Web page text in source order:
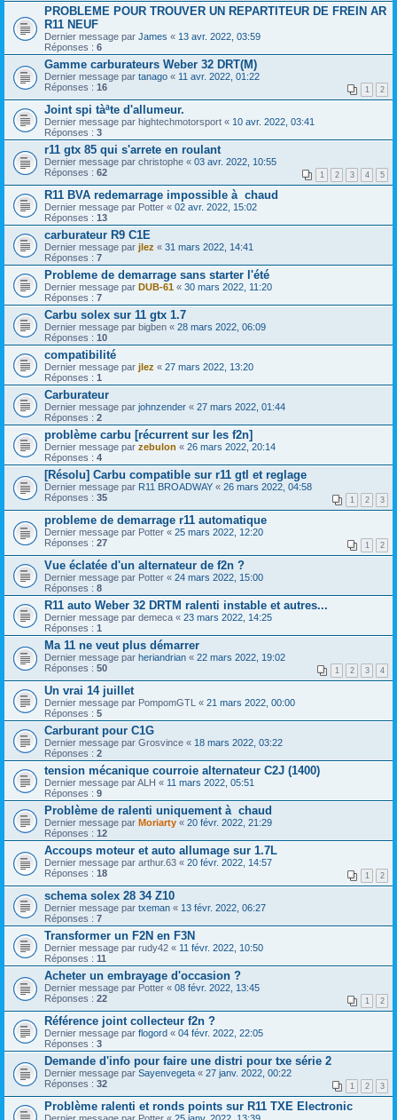
PROBLEME POUR TROUVER UN REPARTITEUR DE FREIN AR
R11 NEUF
Dernier message par James « 13 avr. 2022, 03:59
Réponses : 6
Gamme carburateurs Weber 32 DRT(M)
Dernier message par tanago « 11 avr. 2022, 01:22
Réponses : 16 1 2
Joint spi tàªte d'allumeur.
Dernier message par hightechmotorsport « 10 avr. 2022, 03:41
Réponses : 3
r11 gtx 85 qui s'arrete en roulant
Dernier message par christophe « 03 avr. 2022, 10:55
Réponses : 62 1 2 3 4 5
R11 BVA redemarrage impossible à chaud
Dernier message par Potter « 02 avr. 2022, 15:02
Réponses : 13
carburateur R9 C1E
Dernier message par jlez « 31 mars 2022, 14:41
Réponses : 7
Probleme de demarrage sans starter l'été
Dernier message par DUB-61 « 30 mars 2022, 11:20
Réponses : 7
Carbu solex sur 11 gtx 1.7
Dernier message par bigben « 28 mars 2022, 06:09
Réponses : 10
compatibilité
Dernier message par jlez « 27 mars 2022, 13:20
Réponses : 1
Carburateur
Dernier message par johnzender « 27 mars 2022, 01:44
Réponses : 2
problème carbu [récurrent sur les f2n]
Dernier message par zebulon « 26 mars 2022, 20:14
Réponses : 4
[Résolu] Carbu compatible sur r11 gtl et reglage
Dernier message par R11 BROADWAY « 26 mars 2022, 04:58
Réponses : 35 1 2 3
probleme de demarrage r11 automatique
Dernier message par Potter « 25 mars 2022, 12:20
Réponses : 27 1 2
Vue éclatée d'un alternateur de f2n ?
Dernier message par Potter « 24 mars 2022, 15:00
Réponses : 8
R11 auto Weber 32 DRTM ralenti instable et autres...
Dernier message par demeca « 23 mars 2022, 14:25
Réponses : 1
Ma 11 ne veut plus démarrer
Dernier message par heriandrian « 22 mars 2022, 19:02
Réponses : 50 1 2 3 4
Un vrai 14 juillet
Dernier message par PompomGTL « 21 mars 2022, 00:00
Réponses : 5
Carburant pour C1G
Dernier message par Grosvince « 18 mars 2022, 03:22
Réponses : 2
tension mécanique courroie alternateur C2J (1400)
Dernier message parALH « 11 mars 2022, 05:51
Réponses : 9
Problème de ralenti uniquement à chaud
Dernier message par Moriarty « 20 févr. 2022, 21:29
Réponses : 12
Accoups moteur et auto allumage sur 1.7L
Dernier message par arthur.63 « 20 févr. 2022, 14:57
Réponses : 18 1 2
schema solex 28 34 Z10
Dernier message par txeman « 13 févr. 2022, 06:27
Réponses : 7
Transformer un F2N en F3N
Dernier message par rudy42 « 11 févr. 2022, 10:50
Réponses : 11
Acheter un embrayage d'occasion ?
Dernier message par Potter « 08 févr. 2022, 13:45
Réponses : 22 1 2
Référence joint collecteur f2n ?
Dernier message par flogord « 04 févr. 2022, 22:05
Réponses : 3
Demande d'info pour faire une distri pour txe série 2
Dernier message par Sayenvegeta « 27 janv. 2022, 00:22
Réponses : 32 1 2 3
Problème ralenti et ronds points sur R11 TXE Electronic
Dernier message par Potter « 25 janv. 2022, 13:39